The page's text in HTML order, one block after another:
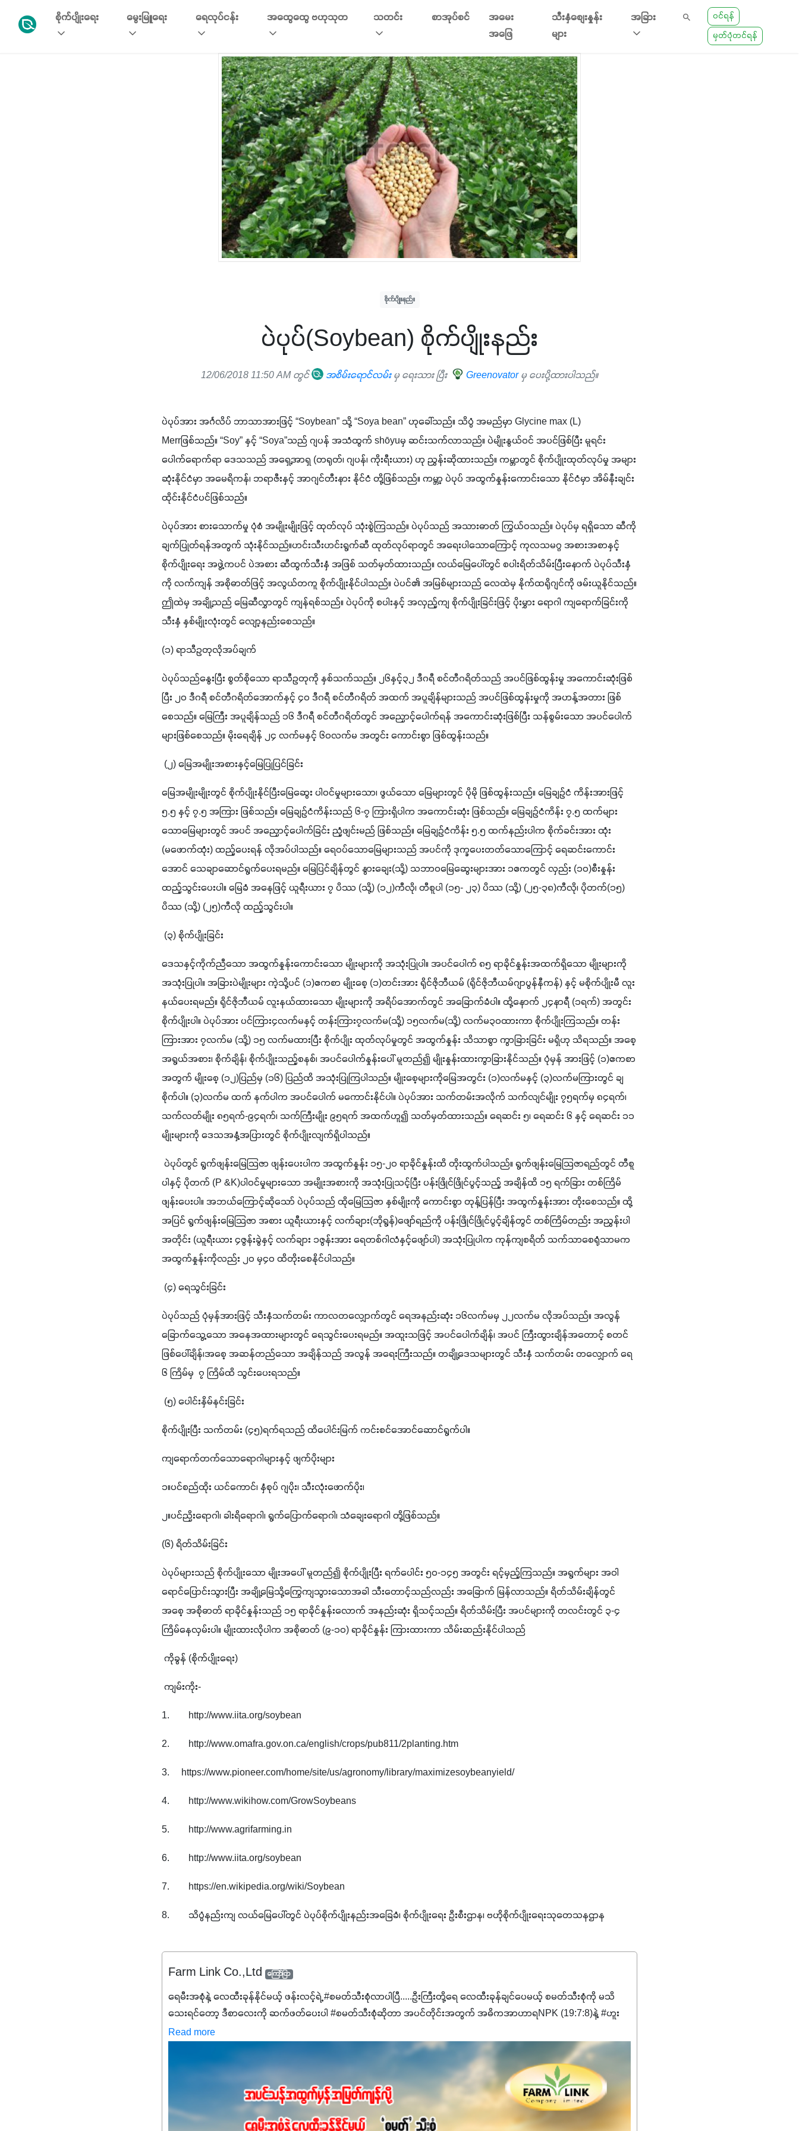
စိုက်ပျိုးရေး မွေးမြူရေး ရေလုပ်ငန်း အထွေထွေ ဗဟုသုတ သတင်း စာအုပ်စင်
အမေး
အဖြေ
သီးနှံစျေးနှုန်း
များ
အခြား
ဝင်ရန်
မှတ်ပုံတင်ရန်
စိုက်ပျိုးနည်း
ပဲပုပ်(Soybean) စိုက်ပျိုးနည်း
12/06/2018 11:50 AM တွင် အစိမ်းရောင်လမ်းမှ ရေးသား ပြီး Greenovator မှ ပေးပို့ထားပါသည်။
ပဲပုပ်အား အင်္ဂလိပ် ဘာသာအားဖြင့် “Soybean” သို့ “Soya bean” ဟုခေါ်သည်။ သိပ္ပံ အမည်မှာ Glycine max (L)
Merrဖြစ်သည်။ “Soy” နှင့် “Soya”သည် ဂျပန် အသံထွက် shōyuမှ ဆင်းသက်လာသည်။ ပဲမျိုးနွယ်ဝင် အပင်ဖြစ်ပြီး မူရင်း
ပေါက်ရောက်ရာ ဒေသသည် အရှေ့အာရှ (တရုတ်၊ ဂျပန်၊ ကိုးရီးယား) ဟု ညွှန်းဆိုထားသည်။ ကမ္ဘာတွင် စိုက်ပျိုးထုတ်လုပ်မှု အများ
ဆုံးနိုင်ငံမှာ အမေရိကန်၊ ဘရာဇီးနှင့် အာဂျင်တီးနား နိုင်ငံ တို့ဖြစ်သည်။ ကမ္ဘာ့ ပဲပုပ် အထွက်နှုန်းကောင်းသော နိုင်ငံမှာ အိမ်နီးချင်း
ထိုင်းနိုင်ငံပင်ဖြစ်သည်။
ပဲပုပ်အား စားသောက်မှု ပုံစံ အမျိုးမျိုးဖြင့် ထုတ်လုပ် သုံးစွဲကြသည်။ ပဲပုပ်သည် အသားဓာတ် ကြွယ်ဝသည်။ ပဲပုပ်မှ ရရှိသော ဆီကို
ချက်ပြုတ်ရန်အတွက် သုံးနိုင်သည်။ဟင်းသီးဟင်းရွက်ဆီ ထုတ်လုပ်ရာတွင် အရေးပါသောကြောင့် ကုလသမဂ္ဂ အစားအစာနှင့်
စိုက်ပျိုးရေး အဖွဲ့ကပင် ပဲအစား ဆီထွက်သီးနှံ အဖြစ် သတ်မှတ်ထားသည်။ လယ်မြေပေါ်တွင် စပါးရိတ်သိမ်းပြီးနောက် ပဲပုပ်သီးနှံ
ကို လက်ကျန် အစိုဓာတ်ဖြင့် အလွယ်တကူ စိုက်ပျိုးနိုင်ပါသည်။ ပဲပင်၏ အမြစ်များသည် လေထဲမှ နိုက်ထရိုဂျင်ကို ဖမ်းယူနိုင်သည်။
ဤထဲမှ အချို့သည် မြေဆီလွှာတွင် ကျန်ရစ်သည်။ ပဲပုပ်ကို စပါးနှင့် အလှည့်ကျ စိုက်ပျိုးခြင်းဖြင့် ပိုးမွှား ရောဂါ ကျရောက်ခြင်းကို
သီးနှံ နှစ်မျိုးလုံးတွင် လျော့နည်းစေသည်။
(၁) ရာသီဥတုလိုအပ်ချက်
ပဲပုပ်သည်နွေးပြီး စွတ်စိုသော ရာသီဥတုကို နှစ်သက်သည်။ ၂၆နှင့်၃၂ ဒီဂရီ စင်တီဂရိတ်သည် အပင်ဖြစ်ထွန်းမှု အကောင်းဆုံးဖြစ်
ပြီး ၂၀ ဒီဂရီ စင်တီဂရိတ်အောက်နှင့် ၄၀ ဒီဂရီ စင်တီဂရိတ် အထက် အပူချိန်များသည် အပင်ဖြစ်ထွန်းမှုကို အဟန့်အတား ဖြစ်
စေသည်။ မြေကြီး အပူချိန်သည် ၁၆ ဒီဂရီ စင်တီဂရိတ်တွင် အညှောင့်ပေါက်ရန် အကောင်းဆုံးဖြစ်ပြီး သန်စွမ်းသော အပင်ပေါက်
များဖြစ်စေသည်။ မိုးရေချိန် ၂၄ လက်မနှင့် ၆၀လက်မ အတွင်း ကောင်းစွာ ဖြစ်ထွန်းသည်။
(၂) မြေအမျိုးအစားနှင့်မြေပြုပြင်ခြင်း
မြေအမျိုးမျိုးတွင် စိုက်ပျိုးနိုင်ပြီးမြေဆွေး ပါဝင်မှုများသော၊ ဖွယ်သော မြေများတွင် ပိုမို ဖြစ်ထွန်းသည်။ မြေချဉ်ငံ ကိန်းအားဖြင့်
၅.၅ နှင့် ၇.၅ အကြား ဖြစ်သည်။ မြေချဉ်ငံကိန်းသည် ၆-၇ ကြားရှိပါက အကောင်းဆုံး ဖြစ်သည်။ မြေချဉ်ငံကိန်း ၇.၅ ထက်များ
သောမြေများတွင် အပင် အညှောင့်ပေါက်ခြင်း ညံ့ဖျင်းမည် ဖြစ်သည်။ မြေချဉ်ငံကိန်း ၅.၅ ထက်နည်းပါက စိုက်ခင်းအား ထုံး
(မဖောက်ထုံး) ထည့်ပေးရန် လိုအပ်ပါသည်။ ရေဝပ်သောမြေများသည် အပင်ကို ဒုက္ခပေးတတ်သောကြောင့် ရေဆင်းကောင်း
အောင် သေချာဆောင်ရွက်ပေးရမည်။ မြေပြင်ချိန်တွင် နွားချေး(သို့) သဘာဝမြေဆွေးများအား ၁ဧကတွင် လှည်း (၁၀)စီးနှုန်း
ထည့်သွင်းပေးပါ။ မြေခံ အနေဖြင့် ယူရီးယား ၇ ပိဿ (သို့) (၁၂)ကီလို၊ တီစူပါ (၁၅- ၂၃) ပိဿ (သို့) (၂၅-၃၈)ကီလို၊ ပိုတက်(၁၅)
ပိဿ (သို့) (၂၅)ကီလို ထည့်သွင်းပါ။
(၃) စိုက်ပျိုးခြင်း
ဒေသနှင့်ကိုက်ညီသော အထွက်နှုန်းကောင်းသော မျိုးများကို အသုံးပြုပါ။ အပင်ပေါက် ၈၅ ရာခိုင်နှုန်းအထက်ရှိသော မျိုးများကို
အသုံးပြုပါ။ အခြားပဲမျိုးများ ကဲ့သို့ပင် (၁)ဧကစာ မျိုးစေ့ (၁)တင်းအား ရိုင်ဇိုဘီယမ် (ရိုင်ဇိုဘီယမ်ဂျာပွန်နီကန်) နှင့် မစိုက်ပျိုးမီ လူး
နယ်ပေးရမည်။ ရိုင်ဇိုဘီယမ် လူးနယ်ထားသော မျိုးများကို အရိပ်အောက်တွင် အခြောက်ခံပါ။ ထို့နောက် ၂၄နာရီ (၁ရက်) အတွင်း
စိုက်ပျိုးပါ။ ပဲပုပ်အား ပင်ကြား၄လက်မနှင့် တန်းကြား၇လက်မ(သို့) ၁၅လက်မ(သို့) လက်မ၃၀ထားကာ စိုက်ပျိုးကြသည်။ တန်း
ကြားအား ၇လက်မ (သို့) ၁၅ လက်မထားပြီး စိုက်ပျိုး ထုတ်လုပ်မှုတွင် အထွက်နှုန်း သိသာစွာ ကွာခြားခြင်း မရှိဟု သိရသည်။ အစေ့
အရွယ်အစား၊ စိုက်ချိန်၊ စိုက်ပျိုးသည့်စနစ်၊ အပင်ပေါက်နှုန်းပေါ် မူတည်၍ မျိုးနှုန်းထားကွာခြားနိုင်သည်။ ပုံမှန် အားဖြင့် (၁)ဧကစာ
အတွက် မျိုးစေ့ (၁၂)ပြည်မှ (၁၆) ပြည်ထိ အသုံးပြုကြပါသည်။ မျိုးစေ့များကိုမြေအတွင်း (၁)လက်မနှင့် (၃)လက်မကြားတွင် ချ
စိုက်ပါ။ (၃)လက်မ ထက် နက်ပါက အပင်ပေါက် မကောင်းနိုင်ပါ။ ပဲပုပ်အား သက်တမ်းအလိုက် သက်လျင်မျိုး ၇၅ရက်မှ ၈၄ရက်၊
သက်လတ်မျိုး ၈၅ရက်-၉၄ရက်၊ သက်ကြီးမျိုး ၉၅ရက် အထက်ဟူ၍ သတ်မှတ်ထားသည်။ ရေဆင်း ၅၊ ရေဆင်း ၆ နှင့် ရေဆင်း ၁၁
မျိုးများကို ဒေသအနှံ့အပြားတွင် စိုက်ပျိုးလျက်ရှိပါသည်။
ပဲပုပ်တွင် ရွက်ဖျန်းမြေသြဇာ ဖျန်းပေးပါက အထွက်နှုန်း ၁၅-၂၀ ရာခိုင်နှုန်းထိ တိုးထွက်ပါသည်။ ရွက်ဖျန်းမြေသြဇာရည်တွင် တီစူ
ပါနှင့် ပိုတက် (P &K)ပါဝင်မှုများသော အမျိုးအစားကို အသုံးပြုသင့်ပြီး ပန်းဖြိုင်ဖြိုင်ပွင့်သည့် အချိန်ထိ ၁၅ ရက်ခြား တစ်ကြိမ်
ဖျန်းပေးပါ။ အဘယ်ကြောင့်ဆိုသော် ပဲပုပ်သည် ထိုမြေသြဇာ နှစ်မျိုးကို ကောင်းစွာ တုန့်ပြန်ပြီး အထွက်နှုန်းအား တိုးစေသည်။ ထို့
အပြင် ရွက်ဖျန်းမြေသြဇာ အစား ယူရီးယားနှင့် လက်ချား(ဘိုရွန်)ဖျော်ရည်ကို ပန်းဖြိုင်ဖြိုင်ပွင့်ချိန်တွင် တစ်ကြိမ်တည်း အညွှန်းပါ
အတိုင်း (ယူရီးယား ၄ဇွန်းခွဲနှင့် လက်ချား ၁ဇွန်းအား ရေတစ်ဂါလံနှင့်ဖျော်ပါ) အသုံးပြုပါက ကုန်ကျစရိတ် သက်သာစေရုံသာမက
အထွက်နှုန်းကိုလည်း ၂၀ မှ၄၀ ထိတိုးစေနိုင်ပါသည်။
(၄) ရေသွင်းခြင်း
ပဲပုပ်သည် ပုံမှန်အားဖြင့် သီးနှံသက်တမ်း ကာလတလျှောက်တွင် ရေအနည်းဆုံး ၁၆လက်မမှ ၂၂လက်မ လိုအပ်သည်။ အလွန်
ခြောက်သွေ့သော အနေအထားများတွင် ရေသွင်းပေးရမည်။ အထူးသဖြင့် အပင်ပေါက်ချိန်၊ အပင် ကြီးထွားချိန်အတောင့် စတင်
ဖြစ်ပေါ်ချိန်၊အစေ့ အဆန်တည်သော အချိန်သည် အလွန် အရေးကြီးသည်။ တချို့ဒေသများတွင် သီးနှံ သက်တမ်း တလျှောက် ရေ
၆ ကြိမ်မှ  ၇ ကြိမ်ထိ သွင်းပေးရသည်။
(၅) ပေါင်းနှိမ်နင်းခြင်း
စိုက်ပျိုးပြီး သက်တမ်း (၄၅)ရက်ရသည် ထိပေါင်းမြက် ကင်းစင်အောင်ဆောင်ရွက်ပါ။
ကျရောက်တက်သောရောဂါများနှင့် ဖျက်ပိုးများ
၁။ပင်စည်ထိုး ယင်ကောင်၊ နှံစုပ် ဂျပိုး၊ သီးလုံးဖောက်ပိုး၊
၂။ပင်ညှိးရောဂါ၊ ခါးရိရောဂါ၊ ရွက်ပြောက်ရောဂါ၊ သံချေးရောဂါ တို့ဖြစ်သည်။
(၆) ရိတ်သိမ်းခြင်း
ပဲပုပ်များသည် စိုက်ပျိုးသော မျိုးအပေါ် မူတည်၍ စိုက်ပျိုးပြီး ရက်ပေါင်း ၅၀-၁၄၅ အတွင်း ရင့်မှည့်ကြသည်။ အရွက်များ အဝါ
ရောင်ပြောင်းသွားပြီး အချို့မြေသို့ကြွေကျသွားသောအခါ သီးတောင့်သည်လည်း အခြောက် မြန်လာသည်။ ရိတ်သိမ်းချိန်တွင်
အစေ့ အစိုဓာတ် ရာခိုင်နှုန်းသည် ၁၅ ရာခိုင်နှုန်းလောက် အနည်းဆုံး ရှိသင့်သည်။ ရိတ်သိမ်းပြီး အပင်များကို တလင်းတွင် ၃-၄
ကြိမ်နေလှမ်းပါ။ မျိုးထားလိုပါက အစိုဓာတ် (၉-၁၀) ရာခိုင်နှုန်း ကြားထားကာ သိမ်းဆည်းနိုင်ပါသည်
ကိုခွန် (စိုက်ပျိုးရေး)
ကျမ်းကိုး-
1.        http://www.iita.org/soybean
2.        http://www.omafra.gov.on.ca/english/crops/pub811/2planting.htm
3.     https://www.pioneer.com/home/site/us/agronomy/library/maximizesoybeanyield/
4.        http://www.wikihow.com/GrowSoybeans
5.        http://www.agrifarming.in
6.        http://www.iita.org/soybean
7.        https://en.wikipedia.org/wiki/Soybean
8.        သိပ္ပံနည်းကျ လယ်မြေပေါ်တွင် ပဲပုပ်စိုက်ပျိုးနည်းအခြေခံ၊ စိုက်ပျိုးရေး ဦးစီးဌာန၊ ဗဟိုစိုက်ပျိုးရေးသုတေသနဌာန
Farm Link Co.,Ltd ကြော်ငြာ
ရေမီးအစုံနဲ့ လေထီးခုန်နိုင်မယ့် ဖန်းလင့်ရဲ့ #စမတ်သီးစုံလာပါပြီ.....ဦးကြီးတို့ရေ ‌လေထီးခုန်ချင်ပေမယ့် စမတ်သီးစုံကို မသိ
သေးရင်တော့ ဒီစာလေးကို ဆက်ဖတ်‌ပေးပါ #စမတ်သီးစုံဆိုတာ အပင်တိုင်းအတွက် အဓိကအာဟာရNPK (19:7:8)နဲ့ #ဟူး
မစ်အက်စစ်တို့ အချိုးကျ ပေါင်းစပ်ထားတဲ့ ကွန်ပေါင်းဓာတ်မြေဩဇာဖြစ်ပါတယ်။ အဓိကအကျိုးကျေးဇူးတွေအနေနဲ့ကတော့
နိုက်ထရိုဂျင် 19%ပါဝင်တဲ့အတွက် ကလိုရိုဖီးလ်ဖွဲ့စည်းမှုကို အားပေးကာ သီးနှံပင်များ၏အရွက်များစိမ်းလန်းသန်စွမ်းပြီး အစာ
ချက်လုပ်မှုအားကောင်းစေပါတယ်။ အပင်၏ပင်ပိုင်းကြီးထွားမှုကို တိုးမြင့်စေကာ အပင်သန်၍ အကြီးမြန်စေပါတယ်။
သင့်တော်တဲ့ Phosphorus 7%ပါဝင်မှုကြောင့် အပင်ရဲ့ အမြစ်ဖွဲ့စည်းတည်ဆောက်မှုကို ပို၍သန်မာလာအောင် အားပေးပါ
တယ်။ ဒါ့အပြင် ပန်းပွင့်ခြင်း၊အသီးသီးခြင်း၊အစေ့တည်ခြင်းလုပ်ငန်းစဉ်များကိုလည်း အားပေးပါတယ်။ လုံလောက်တဲ့
Potassium 8%က အပင်ရဲ့ ရောဂါဒဏ်၊ရာသီဥတုဒဏ်ခံနိုင်ရည်ရှိမှုကို မြင့်တက်စေပြီး အသီးအရည်အသွေး၊ အရွယ်အစားနဲ့
Read more